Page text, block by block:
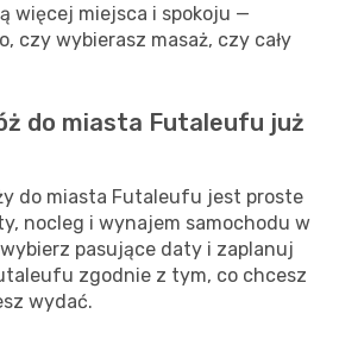
więcej miejsca i spokoju —
czy wybierasz masaż, czy cały
do miasta Futaleufu już
do miasta Futaleufu jest proste
nocleg i wynajem samochodu w
pasujące daty i zaplanuj
zgodnie z tym, co chcesz
wydać.